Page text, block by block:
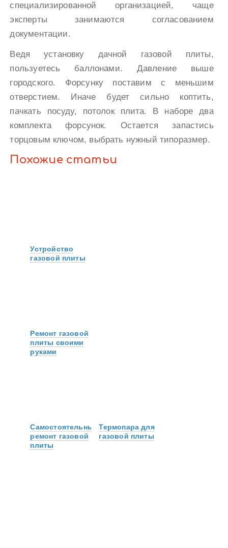
специализированной организацией, чаще
эксперты занимаются согласованием
документации.
Ведя установку дачной газовой плиты,
пользуетесь баллонами. Давление выше
городского. Форсунку поставим с меньшим
отверстием. Иначе будет сильно коптить,
пачкать посуду, потолок плита. В наборе два
комплекта форсунок. Остается запастись
торцовым ключом, выбрать нужный типоразмер.
Похожие статьи
Устройство
газовой плиты
Ремонт газовой
плиты своими
руками
Самостоятельный
ремонт газовой
плиты
Термопара для
газовой плиты